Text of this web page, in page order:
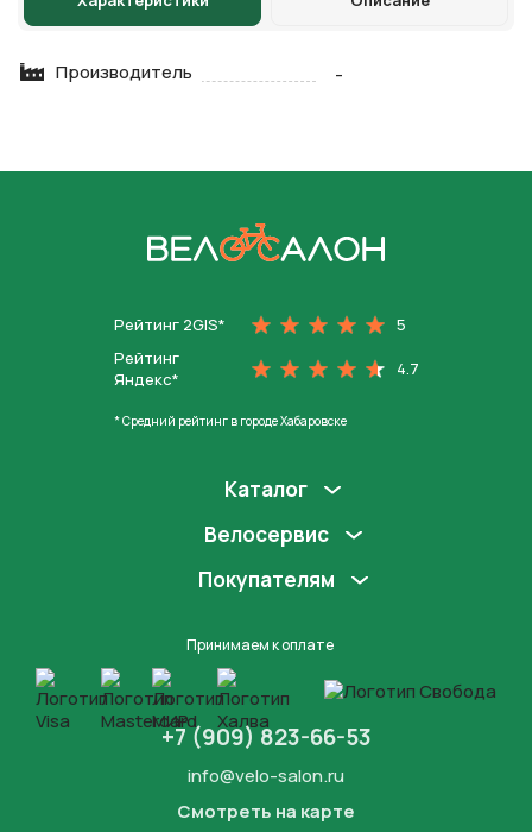
Производитель -
Рейтинг 2GIS*
5
Рейтинг
Яндекс*
4.7
* Средний рейтинг в городе Хабаровске
Каталог
Велосервис
Покупателям
Принимаем к оплате
+7 (909) 823-66-53
info@velo-salon.ru
Смотреть на карте